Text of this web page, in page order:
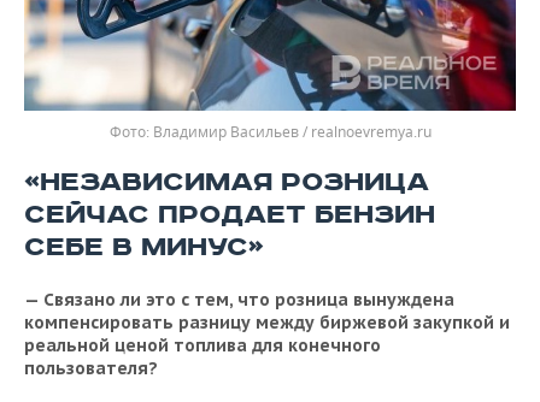
Владимир Васильев / realnoevremya.ru
«НЕЗАВИСИМАЯ РОЗНИЦА
СЕЙЧАС ПРОДАЕТ БЕНЗИН
СЕБЕ В МИНУС»
— Связано ли это с тем, что розница вынуждена
компенсировать разницу между биржевой закупкой и
реальной ценой топлива для конечного
пользователя?